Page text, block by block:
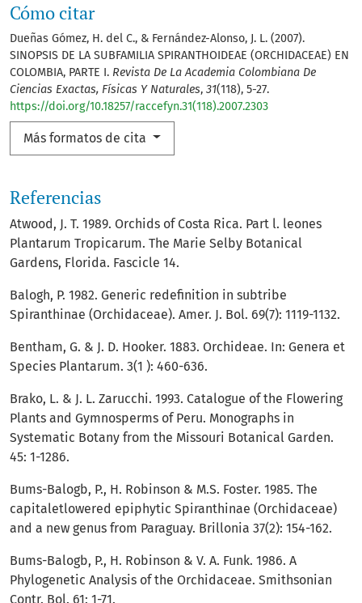
Cómo citar
Dueñas Gómez, H. del C., & Fernández-Alonso, J. L. (2007).
SINOPSIS DE LA SUBFAMILIA SPIRANTHOIDEAE (ORCHIDACEAE) EN
COLOMBIA, PARTE I. Revista De La Academia Colombiana De
Ciencias Exactas, Físicas Y Naturales, 31(118), 5-27.
https://doi.org/10.18257/raccefyn.31(118).2007.2303
Más formatos de cita
Referencias
Atwood, J. T. 1989. Orchids of Costa Rica. Part l. leones
Plantarum Tropicarum. The Marie Selby Botanical
Gardens, Florida. Fascicle 14.
Balogh, P. 1982. Generic redefinition in subtribe
Spiranthinae (Orchidaceae). Amer. J. Bol. 69(7): 1119-1132.
Bentham, G. & J. D. Hooker. 1883. Orchideae. In: Genera et
Species Plantarum. 3(1 ): 460-636.
Brako, L. & J. L. Zarucchi. 1993. Catalogue of the Flowering
Plants and Gymnosperms of Peru. Monographs in
Systematic Botany from the Missouri Botanical Garden.
45: 1-1286.
Bums-Balogb, P., H. Robinson & M.S. Foster. 1985. The
capitaletlowered epiphytic Spiranthinae (Orchidaceae)
and a new genus from Paraguay. Brillonia 37(2): 154-162.
Bums-Balogb, P., H. Robinson & V. A. Funk. 1986. A
Phylogenetic Analysis of the Orchidaceae. Smithsonian
Contr. Bol. 61: 1-71.